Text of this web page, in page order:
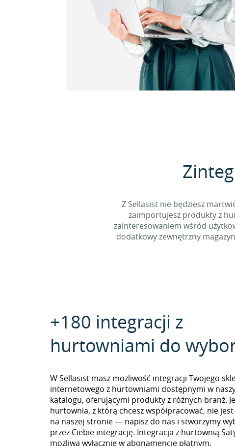
Z Sellasist nie będziesz
zaimportujesz produkty z
zainteresowaniem wśród
dodatkowy zewnętrzny
+180 integracji z
hurtowniami do
W Sellasist masz możliwość integracji Twojego
internetowego z hurtowniami dostępnymi w
katalogu, oferującymi produkty z różnych branż.
hurtownia, z którą chcesz współpracować, nie
na naszej stronie — napisz do nas i stworzymy
przez Ciebie integrację. Integracja z hurtownią
możliwa wyłącznie w abonamencie płatnym.